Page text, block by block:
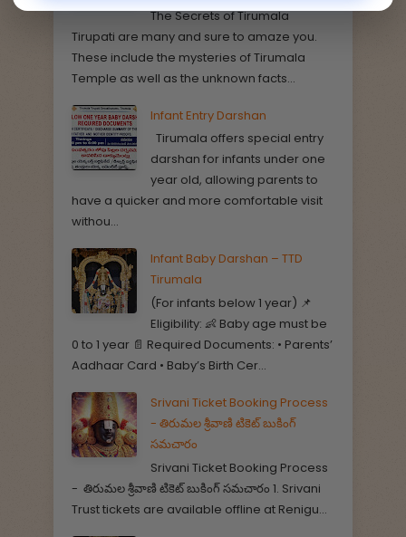
The Secrets of Tirumala
Tirupati are many and sure to amaze you.
These include the mysteries of Tirumala
Temple as well as the unknown facts...
Infant Entry Darshan
Tirumala offers special entry
darshan for infants under one
year old, allowing parents to
have a quicker and more comfortable visit
withou...
Infant Baby Darshan – TTD
Tirumala
(For infants below 1 year) 📌
Eligibility: 👶 Baby age must be
0 to 1 year 📄 Required Documents: • Parents’
Aadhaar Card • Baby’s Birth Cer...
Srivani Ticket Booking Process
- తిరుమల శ్రీవాణి టికెట్ బుకింగ్
సమచారం
Srivani Ticket Booking Process
- తిరుమల శ్రీవాణి టికెట్ బుకింగ్ సమచారం 1. Srivani
Trust tickets are available offline at Renigu...